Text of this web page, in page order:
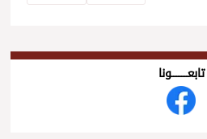
تابعــــــــــونا